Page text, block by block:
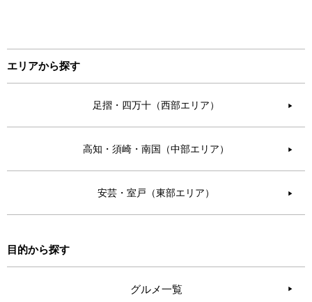
エリアから探す
足摺・四万十（西部エリア） ▶︎
高知・須崎・南国（中部エリア） ▶︎
安芸・室戸（東部エリア） ▶︎
目的から探す
グルメ一覧